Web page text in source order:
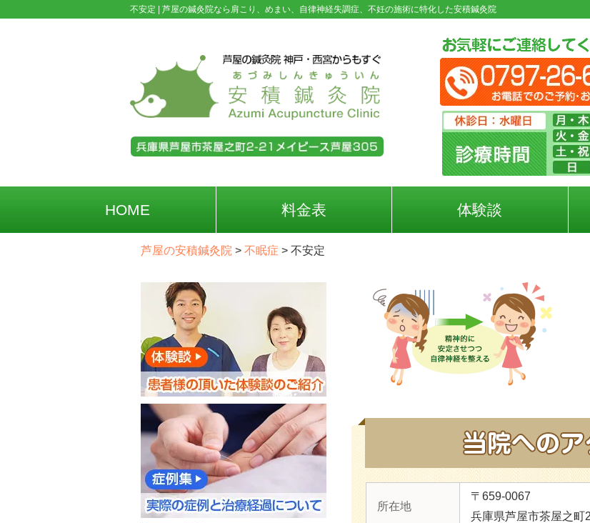
不安定 | 芦屋の鍼灸院なら肩こり、めまい、自律神経失調症、不妊の施術に特化した安積鍼灸院
HOME 料金表 体験談
芦屋の安積鍼灸院 > 不眠症 > 不安定
所在地
〒659-0067
兵庫県芦屋市茶屋之町